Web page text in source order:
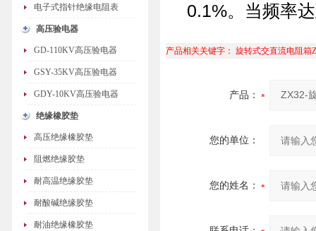
电子式指针绝缘电阻表
高压验电器
GD-110KV高压验电器
GSY-35KV高压验电器
GDY-10KV高压验电器
绝缘橡胶垫
高压绝缘橡胶垫
阻燃绝缘胶垫
耐高温绝缘胶垫
耐酸碱绝缘胶垫
耐油绝缘橡胶垫
0.1%。当频率
产品相关关键字： 旋转式交直流电阻箱
产品：
您的单位：
您的姓名：